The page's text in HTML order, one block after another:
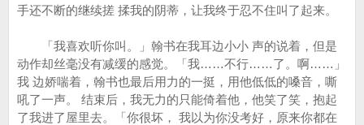
手还不断的继续搓 揉我的阴蒂，让我终于忍不住叫了起来。
「我喜欢听你叫。」翰书在我耳边小小 声的说着，但是
动作却丝毫没有减缓的感觉。「我……不行……了。啊……」
我 边娇喘着，翰书也最后用力的一挺，用他低低的嗓音，嘶
吼了一声。 结束后，我无力的只能倚着他，他笑了笑，抱起
了我进了屋里去。「你很坏， 我以为你没考好，原来你都在